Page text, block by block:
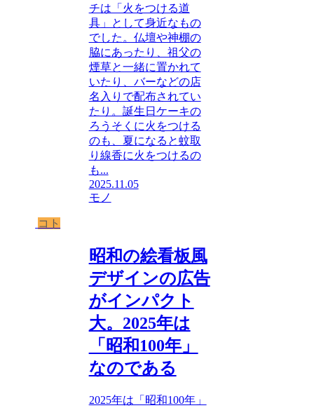
チは「火をつける道
具」として身近なもの
でした。仏壇や神棚の
脇にあったり、祖父の
煙草と一緒に置かれて
いたり、バーなどの店
名入りで配布されてい
たり。誕生日ケーキの
ろうそくに火をつける
のも、夏になると蚊取
り線香に火をつけるの
も...
2025.11.05
モノ
コト
昭和の絵看板風
デザインの広告
がインパクト
大。2025年は
「昭和100年」
なのである
2025年は「昭和100年」